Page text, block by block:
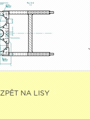
ZPĚT NA LISY